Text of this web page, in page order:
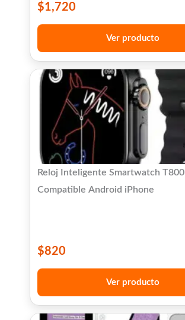
$1,720
Ver producto
Reloj Inteligente Smartwatch T800
Compatible Android iPhone
$820
Ver producto